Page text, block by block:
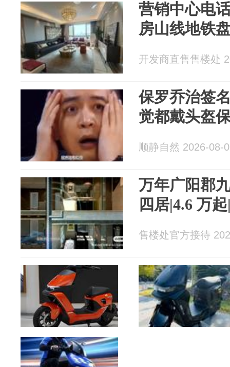
营销中心电
房山线地铁
开发商直售售楼处
保罗乔治签
觉都戴头盔
顺静自然 2026-08-
万年广阳郡
四居|4.6 万
售楼处官方接待